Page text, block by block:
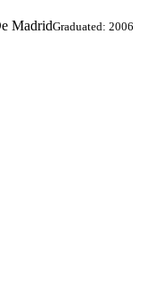
MadridGraduated: 2006